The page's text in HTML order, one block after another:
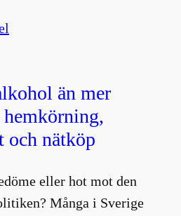
än mer
och nätköp
eller hot mot den
Många i Sverige